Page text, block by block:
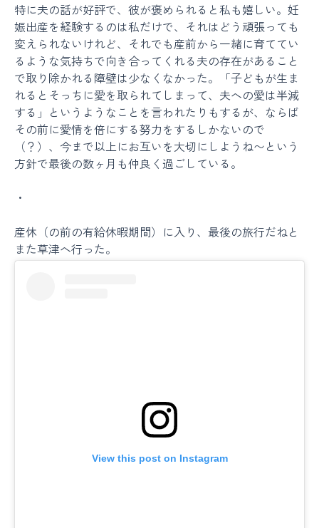
特に夫の話が好評で、彼が褒められると私も嬉しい。妊
娠出産を経験するのは私だけで、それはどう頑張っても
変えられないけれど、それでも産前から一緒に育ててい
るような気持ちで向き合ってくれる夫の存在があること
で取り除かれる障壁は少なくなかった。「子どもが生ま
れるとそっちに愛を取られてしまって、夫への愛は半減
する」というようなことを言われたりもするが、ならば
その前に愛情を倍にする努力をするしかないので
（？）、今まで以上にお互いを大切にしようね〜という
方針で最後の数ヶ月も仲良く過ごしている。
・
産休（の前の有給休暇期間）に入り、最後の旅行だねと
また草津へ行った。
View this post on Instagram